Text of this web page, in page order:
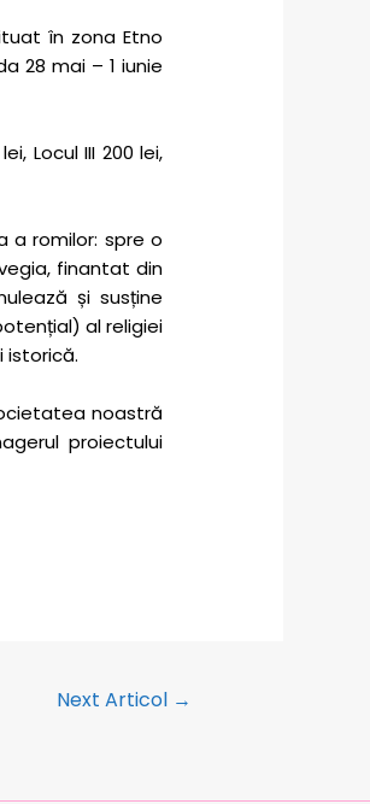
în zona Etno
28 mai – 1 iunie
Locul III 200 lei,
a romilor: spre o
finantat din
și susține
al religiei
istorică.
noastră
proiectului
Next Articol →